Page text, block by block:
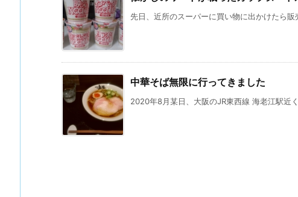
先日、近所のスーパーに買い物に出かけたら
中華そば無限に行ってきました
2020年8月某日、大阪のJR東西線 海老江駅近